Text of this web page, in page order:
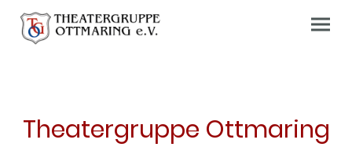
Theatergruppe Ottmaring